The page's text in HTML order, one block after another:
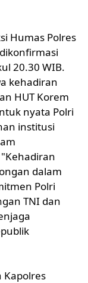
Humas Polres
20.30 WIB.
kehadiran
HUT Korem
nyata Polri
institusi
dalam
Polri
TNI dan
Kapolres